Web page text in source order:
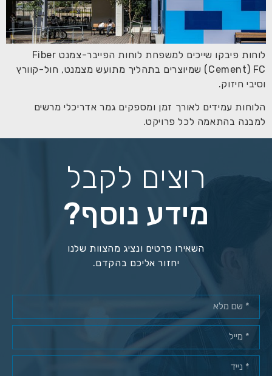
לוחות פיבקו שייכים למשפחת לוחות הפייבר-צמנט Fiber
Cement) FC) שמיוצרים בתהליך מתועש מצמנט, חול-קוורץ
וסיבי חיזוק.
הלוחות עמידים לאורך זמן ומספקים גמר אדריכלי מרשים
למבנה בהתאמה לכל פרויקט.
רוצים לקבל
מידע נוסף?
השאירו פרטים ונציג מהצוות שלנו
יחזור אליכם בהקדם.